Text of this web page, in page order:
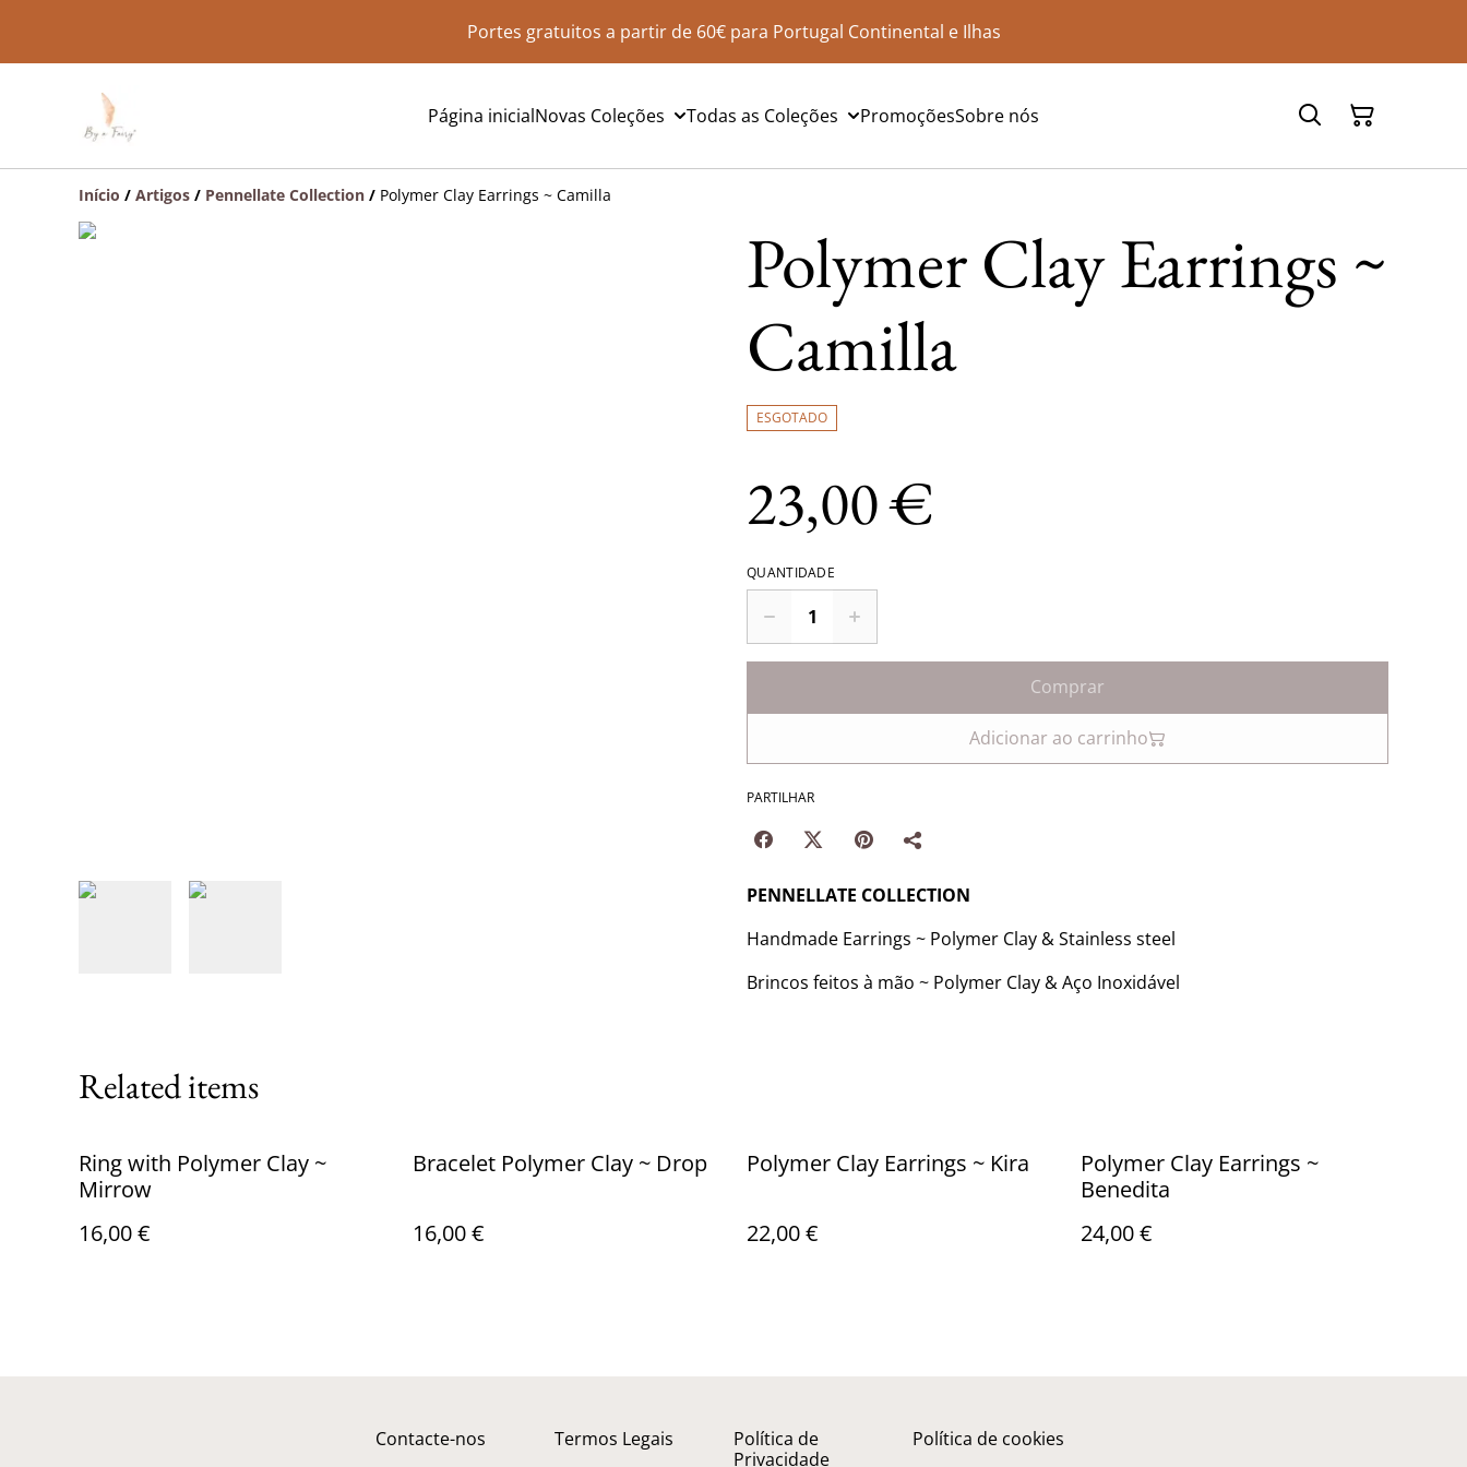
Portes gratuitos a partir de 60€ para Portugal Continental e Ilhas
Página inicialNovas Coleções Todas as Coleções PromoçõesSobre nós
Início / Artigos / Pennellate Collection / Polymer Clay Earrings ~ Camilla
Polymer Clay Earrings ~
Camilla
ESGOTADO
23,00 €
QUANTIDADE
Comprar
Adicionar ao carrinho
PARTILHAR
PENNELLATE COLLECTION
Handmade Earrings ~ Polymer Clay & Stainless steel
Brincos feitos à mão ~ Polymer Clay & Aço Inoxidável
Related items
Ring with Polymer Clay ~
Mirrow
16,00 €
Bracelet Polymer Clay ~ Drop
16,00 €
Polymer Clay Earrings ~ Kira
22,00 €
Polymer Clay Earrings ~
Benedita
24,00 €
Contacte-nos Termos Legais
Política de
Privacidade
Política de cookies